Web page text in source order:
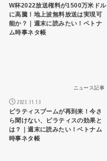
W杯2022放送権料が1500万米ドル
に高騰！地上波無料放送は実現可
能か？｜週末に読みたい！ベトナ
ム時事ネタ帳
ニュース記事
2023.11.13
ピラティスブームが再到来！今さ
ら聞けない、ピラティスの効果と
は？｜週末に読みたい！ベトナム
時事ネタ帳